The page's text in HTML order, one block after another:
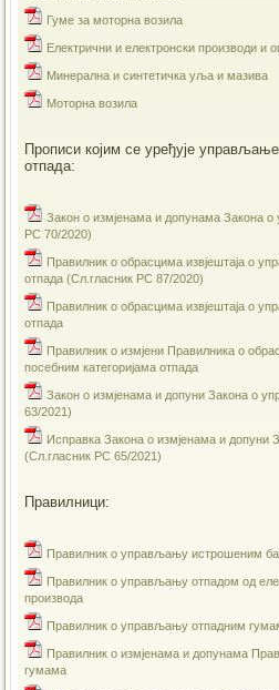
Гуме за моторна возила
Електрични и електронски производи и
Минерална и синтетичка уља и мазива
Моторна возила
Прописи којим се уређује
отпада:
Закон о измјенама и допунама Закона
РС 70/2020)
Правилник о обрасцима извјештаја о
отпада (Сл.гласник РС 87/2020)
Правилник о обрасцима извјештаја о
отпада
Правилник о измјени Правилника о
посебним категоријама отпада
Закон о измјенама и допуни Закона о
63/2021)
Исправка Закона о измјенама и
(Сл.гласник РС 65/2021)
Правилници:
Правилник о управљању истрошеним
Правилник о управљању отпадом од
производа
Правилник о управљању отпадним
Правилник о измјенама и допунама
гумама